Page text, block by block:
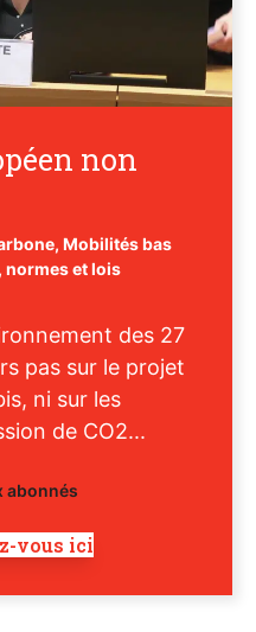
non
, Mobilités bas
normes et lois
des 27
pas sur le projet
ni sur les
de CO2...
abonnés
vous ici